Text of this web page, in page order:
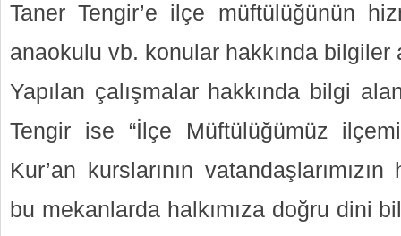
Taner Tengir’e ilçe müftülüğünün
anaokulu vb. konular hakkında bilgiler
Yapılan çalışmalar hakkında bilgi
Tengir ise “İlçe Müftülüğümüz
Kur’an kurslarının
bu mekanlarda halkımıza doğru dini